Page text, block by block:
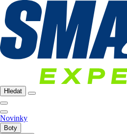
Hledat
Novinky
Boty